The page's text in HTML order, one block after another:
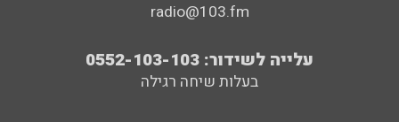
radio@103.fm
עלייה לשידור: 0552-103-103
בעלות שיחה רגילה